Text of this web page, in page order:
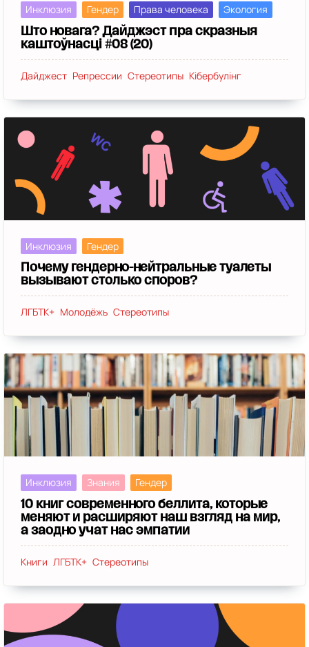
Инклюзия Гендер Права человека Экология
Што новага? Дайджэст пра скразныя
каштоўнасці #08 (20)
Дайджест Репрессии Стереотипы Кібербулінг
Инклюзия Гендер
Почему гендерно-нейтральные туалеты
вызывают столько споров?
ЛГБТК+ Молодёжь Стереотипы
Инклюзия Знания Гендер
10 книг современного беллита, которые
меняют и расширяют наш взгляд на мир,
а заодно учат нас эмпатии
Книги ЛГБТК+ Стереотипы